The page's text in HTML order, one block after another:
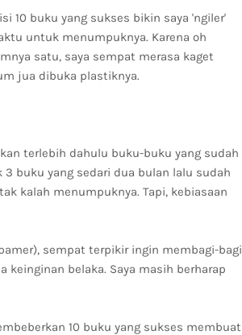
10 buku yang sukses bikin saya 'ngiler'
untuk menumpuknya. Karena oh
satu, saya sempat merasa kaget
jua dibuka plastiknya.
terlebih dahulu buku-buku yang sudah
buku yang sedari dua bulan lalu sudah
kalah menumpuknya. Tapi, kebiasaan
sempat terpikir ingin membagi-bagi
keinginan belaka. Saya masih berharap
10 buku yang sukses membuat